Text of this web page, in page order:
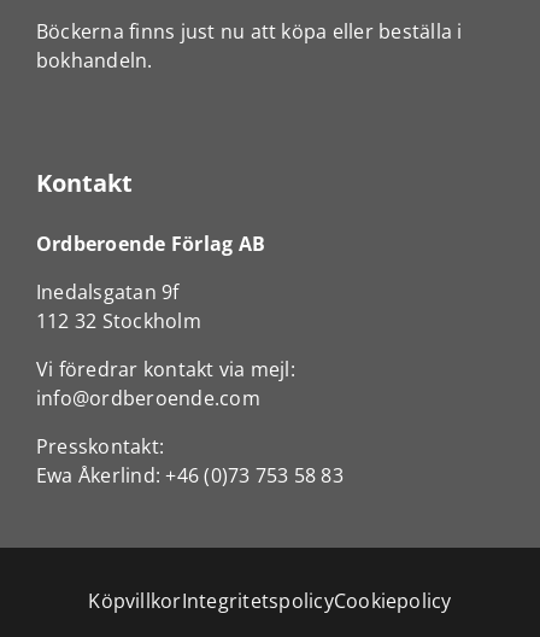
Böckerna finns just nu att köpa eller beställa i
bokhandeln.
Kontakt
Ordberoende Förlag AB
Inedalsgatan 9f
112 32 Stockholm
Vi föredrar kontakt via mejl:
info@ordberoende.com
Presskontakt:
Ewa Åkerlind:+46 (0)73 753 58 83
KöpvillkorIntegritetspolicyCookiepolicy